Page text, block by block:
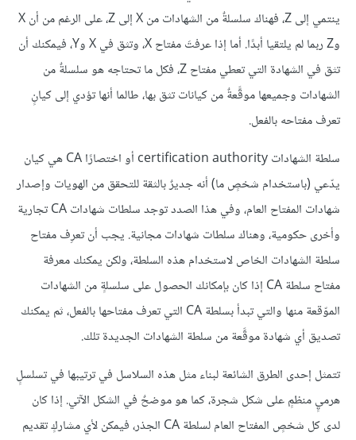
ينتمي إلى Z، فهناك سلسلةٌ من الشهادات من X إلى Z، على الرغم من أن X
وZ ربما لم يلتقيا أبدًا. أما إذا عرفتَ مفتاح X، وتثق في X وY، فيمكنك أن
تثق في الشهادة التي تعطي مفتاح Z، فكل ما تحتاجه هو سلسلةٌ من
الشهادات وجميعها موقَّعةٌ من كيانات تثق بها، طالما أنها تؤدي إلى كيانٍ
تعرف مفتاحه بالفعل.
سلطة الشهادات certification authority أو اختصارًا CA هي كيان
يدّعي (باستخدام شخصٍ ما) أنه جديرٌ بالثقة للتحقق من الهويات وإصدار
شهادات المفتاح العام، وفي هذا الصدد توجد سلطات شهادات CA تجارية
وأخرى حكومية، وهناك سلطات شهادات مجانية. يجب أن تعرِف مفتاح
سلطة الشهادات الخاص لاستخدام هذه السلطة، ولكن يمكنك معرفة
مفتاح سلطة CA إذا كان بإمكانك الحصول على سلسلةٍ من الشهادات
الموّقعة منها والتي تبدأ بسلطة CA التي تعرف مفتاحها بالفعل، ثم يمكنك
تصديق أي شهادة موقَّعة من سلطة الشهادات الجديدة تلك.
تتمثل إحدى الطرق الشائعة لبناء مثل هذه السلاسل في ترتيبها في تسلسلٍ
هرميٍ منظمٍ على شكل شجرة، كما هو موضحٌ في الشكل الآتي. إذا كان
لدى كل شخصٍ المفتاح العام لسلطة CA الجذر، فيمكن لأي مشاركٍ تقديم